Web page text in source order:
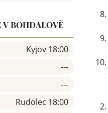
V BOHDALOVĚ
Kyjov 18:00
---
---
Rudolec 18:00